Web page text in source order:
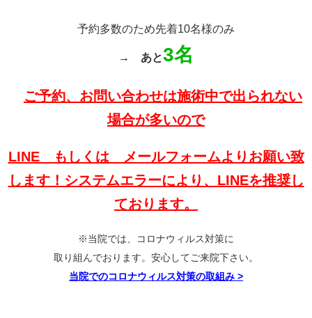
予約多数のため先着10名様のみ
→ あと3名
ご予約、お問い合わせは施術中で出られない
場合が多いので
LINE もしくは メールフォームよりお願い致
します！システムエラーにより、LINEを推奨し
ております。
※当院では、コロナウィルス対策に
取り組んでおります。安心してご来院下さい。
当院でのコロナウィルス対策の取組み >